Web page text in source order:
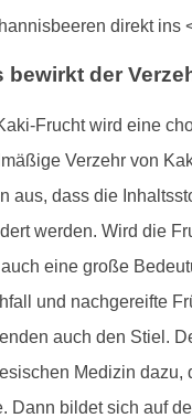
bewirkt der
Frucht wird eine
Verzehr von
aus, dass die
werden. Wird die
eine große
und nachgereifte
auch den Stiel.
Medizin dazu,
Dann bildet sich auf